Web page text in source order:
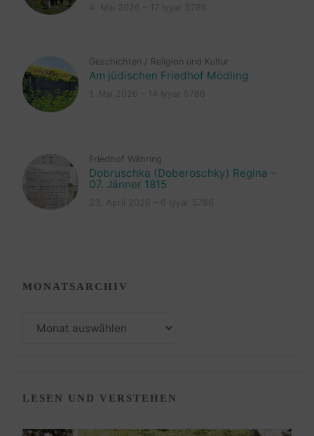
Geschichten / Religion und Kultur
Am jüdischen Friedhof Mödling
Friedhof Währing
Dobruschka (Doberoschky) Regina –
07. Jänner 1815
MONATSARCHIV
LESEN UND VERSTEHEN